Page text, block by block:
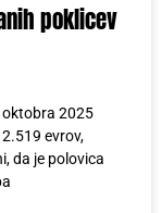
poklicev
2025
evrov,
da je polovica